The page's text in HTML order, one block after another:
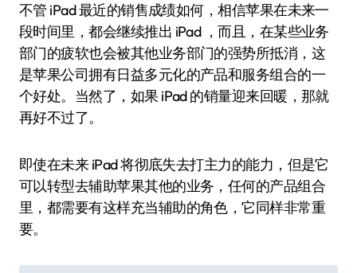
不管 iPad 最近的销售成绩如何，相信苹果在未来一
段时间里，都会继续推出 iPad ，而且，在某些业务
部门的疲软也会被其他业务部门的强势所抵消，这
是苹果公司拥有日益多元化的产品和服务组合的一
个好处。当然了，如果 iPad 的销量迎来回暖，那就
再好不过了。
即使在未来 iPad 将彻底失去打主力的能力，但是它
可以转型去辅助苹果其他的业务，任何的产品组合
里，都需要有这样充当辅助的角色，它同样非常重
要。